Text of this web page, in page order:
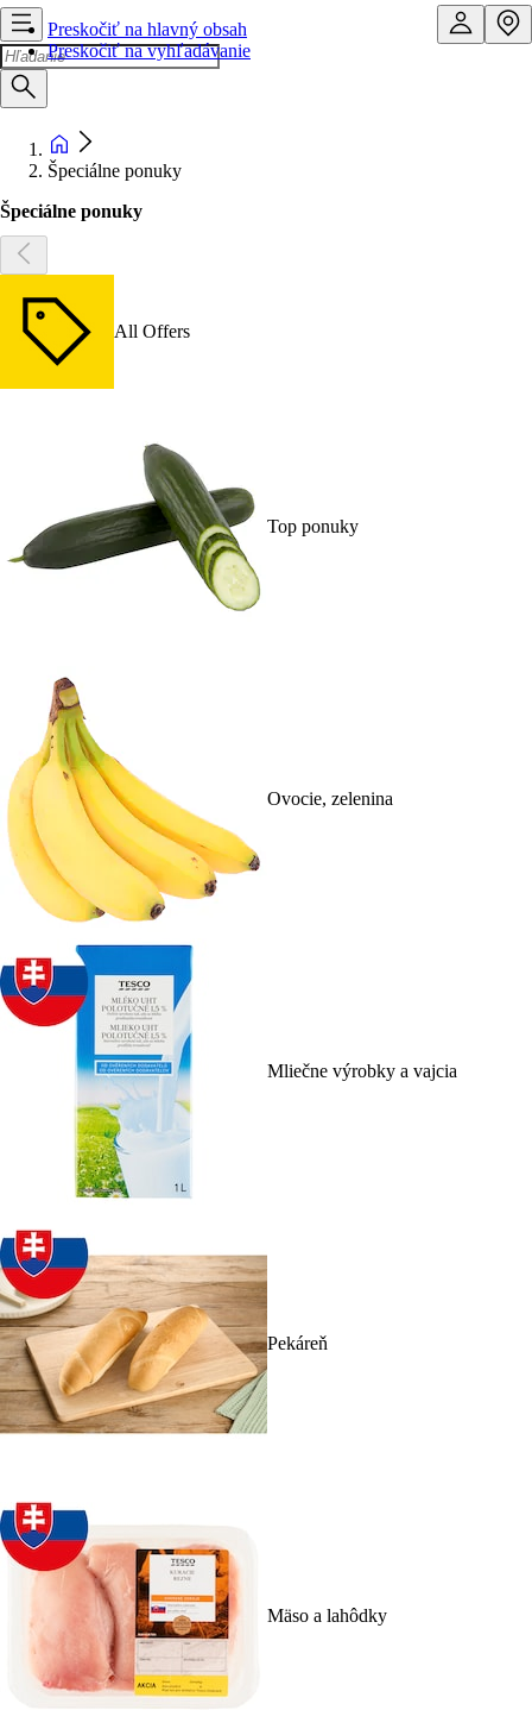
Preskočiť na hlavný obsah
Preskočiť na vyhľadávanie
Špeciálne ponuky
Špeciálne ponuky
All Offers
Top ponuky
Ovocie, zelenina
Mliečne výrobky a vajcia
Pekáreň
Mäso a lahôdky